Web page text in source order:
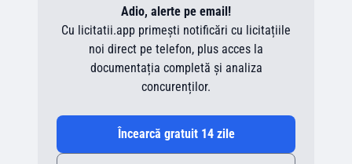
Adio, alerte pe email!
Cu licitatii.app primești notificări cu licitațiile
noi direct pe telefon, plus acces la
documentația completă și analiza
concurenților.
Încearcă gratuit 14 zile